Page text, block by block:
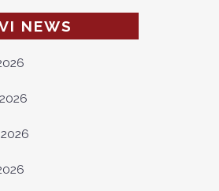
NEWS